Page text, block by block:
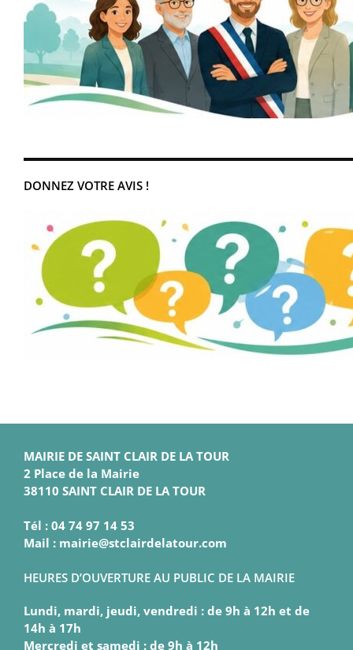
DONNEZ VOTRE AVIS !
MAIRIE DE SAINT CLAIR DE LA TOUR
2 Place de la Mairie
38110 SAINT CLAIR DE LA TOUR
Tél : 04 74 97 14 53
Mail : mairie@stclairdelatour.com
HEURES D’OUVERTURE AU PUBLIC DE LA MAIRIE
Lundi, mardi, jeudi, vendredi : de 9h à 12h et de
14h à 17h
Mercredi et samedi : de 9h à 12h